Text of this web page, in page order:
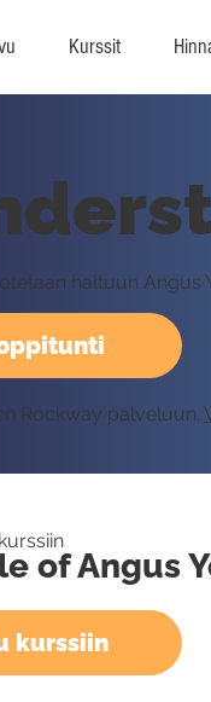
Kurssit
otetaan haltuun
Rockway palveluun.
of Angus
kurssiin